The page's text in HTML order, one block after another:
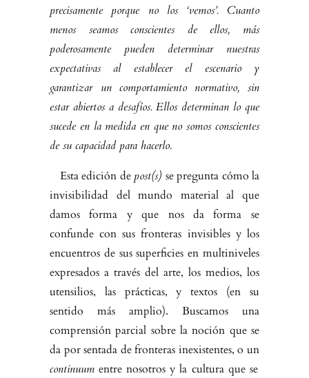
preci­samente porque no los ‘vemos’. Cuanto
menos seamos conscientes de ellos, más
poderosamente pueden determinar nuestras
expectativas al establecer el escenario y
garantizar un comportamiento normativo, sin
estar abiertos a desafíos. Ellos determinan lo que
sucede en la medida en que no somos cons­cientes
de su capacidad para hacerlo.
Esta edición de post(s) se pregunta cómo la
invisibilidad del mundo material al que
damos forma y que nos da forma se
confunde con sus fronteras invi­sibles y los
encuentros de sus superficies en multiniveles
expresados a través del arte, los medios, los
utensilios, las prácticas, y textos (en su
sentido más amplio). Buscamos una
comprensión parcial sobre la noción que se
da por sentada de fronteras inexistentes, o un
continuum entre nosotros y la cultura que se